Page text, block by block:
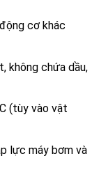
cơ khác
không chứa dầu,
(tùy vào vật
lực máy bơm và